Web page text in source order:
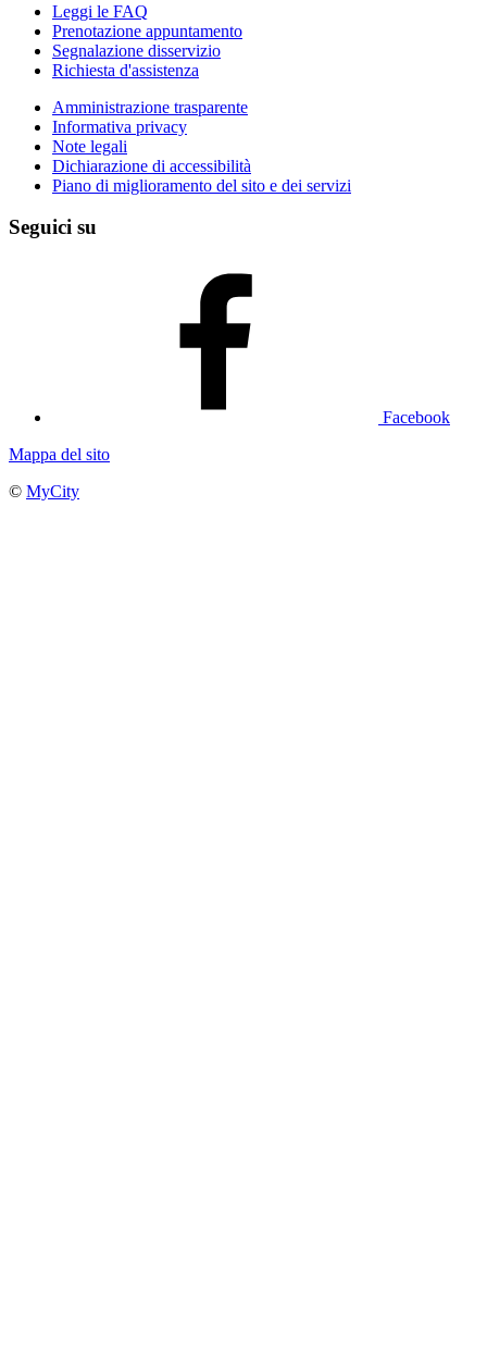
Leggi le FAQ
Prenotazione appuntamento
Segnalazione disservizio
Richiesta d'assistenza
Amministrazione trasparente
Informativa privacy
Note legali
Dichiarazione di accessibilità
Piano di miglioramento del sito e dei servizi
Seguici su
Facebook
Mappa del sito
© MyCity